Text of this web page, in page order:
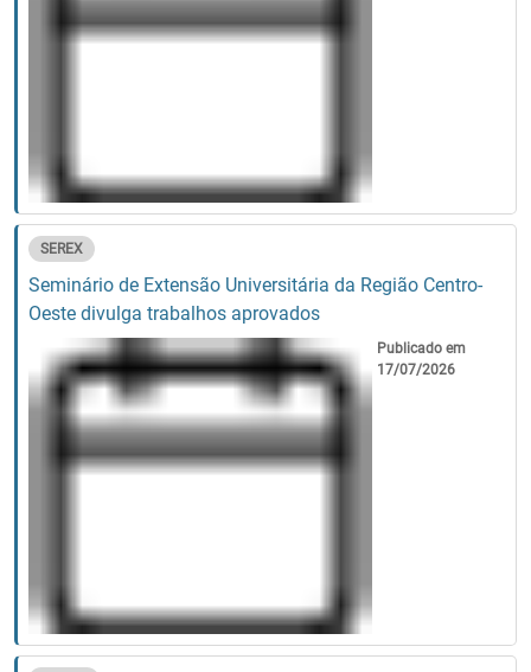
SEREX
Seminário de Extensão Universitária da Região Centro-
Oeste divulga trabalhos aprovados
Publicado em
17/07/2026